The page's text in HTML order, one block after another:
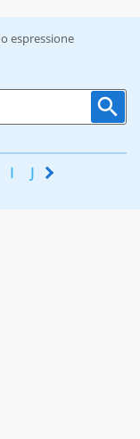
espressione
I J K